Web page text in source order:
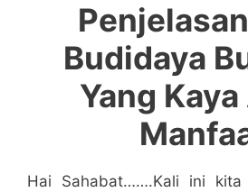
Budidaya
Yang
Hai Sahabat…….Kali ini kita